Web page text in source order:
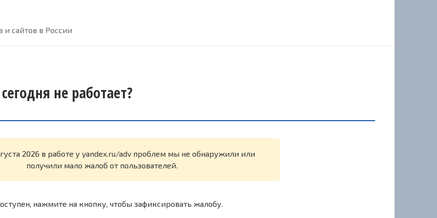
и сайтов в России
не работает?
2026 в работе у yandex.ru/adv проблем мы не обнаружили или
получили мало жалоб от пользователей.
нажмите на кнопку, чтобы зафиксировать жалобу.